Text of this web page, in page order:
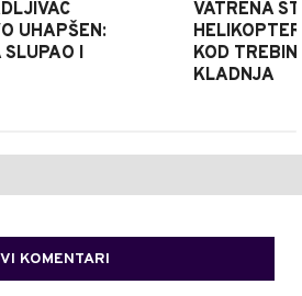
UHAPŠEN:
SLUPAO I
VATRENA
KOD
KLADNJA
KOMENTARI